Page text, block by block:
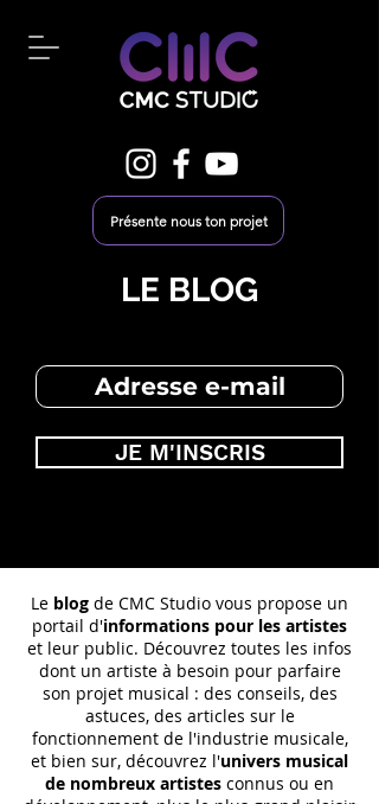
Présente nous ton projet
LE BLOG
JE M'INSCRIS
Le blog de CMC Studio vous propose un
portail d'informations pour les artistes
et leur public. Découvrez toutes les infos
dont un artiste à besoin pour parfaire
son projet musical : des conseils, des
astuces, des articles sur le
fonctionnement de l'industrie musicale,
et bien sur, découvrez l'univers musical
de nombreux artistes connus ou en